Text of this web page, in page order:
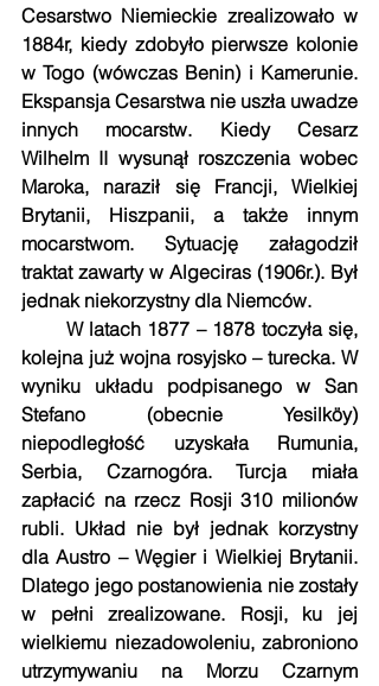
Cesarstwo Niemieckie zrealizowało w
1884r, kiedy zdobyło pierwsze kolonie
w Togo (wówczas Benin) i Kamerunie.
Ekspansja Cesarstwa nie uszła uwadze
innych mocarstw. Kiedy Cesarz
Wilhelm II wysunął roszczenia wobec
Maroka, naraził się Francji, Wielkiej
Brytanii, Hiszpanii, a także innym
mocarstwom. Sytuację załagodził
traktat zawarty w Algeciras (1906r.). Był
jednak niekorzystny dla Niemców.
kolejna już wojna rosyjsko – turecka. W
wyniku układu podpisanego w San
Stefano (obecnie Yesilköy)
niepodległość uzyskała Rumunia,
Serbia, Czarnogóra. Turcja miała
zapłacić na rzecz Rosji 310 milionów
rubli. Układ nie był jednak korzystny
dla Austro – Węgier i Wielkiej Brytanii.
Dlatego jego postanowienia nie zostały
w pełni zrealizowane. Rosji, ku jej
wielkiemu niezadowoleniu, zabroniono
utrzymywaniu na Morzu Czarnym